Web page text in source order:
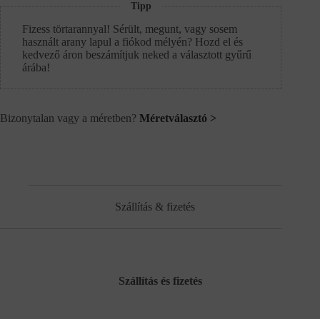
Tipp
Fizess törtarannyal! Sérült, megunt, vagy sosem
használt arany lapul a fiókod mélyén? Hozd el és
kedvező áron beszámítjuk neked a választott gyűrű
árába!
Bizonytalan vagy a méretben? Méretválasztó >
Szállítás & fizetés
Szállítás és fizetés